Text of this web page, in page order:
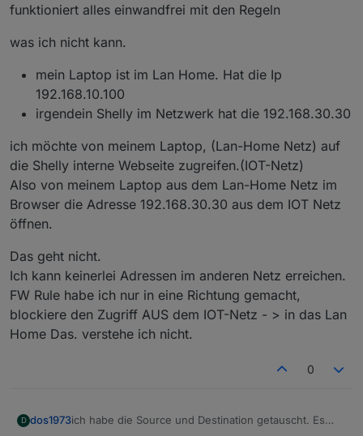
funktioniert alles einwandfrei mit den Regeln
was ich nicht kann.
mein Laptop ist im Lan Home. Hat die Ip
192.168.10.100
irgendein Shelly im Netzwerk hat die 192.168.30.30
ich möchte von meinem Laptop, (Lan-Home Netz) auf
die Shelly interne Webseite zugreifen.(IOT-Netz)
Also von meinem Laptop aus dem Lan-Home Netz im
Browser die Adresse 192.168.30.30 aus dem IOT Netz
öffnen.
Das geht nicht.
Ich kann keinerlei Adressen im anderen Netz erreichen.
FW Rule habe ich nur in eine Richtung gemacht,
blockiere den Zugriff AUS dem IOT-Netz - > in das Lan
Home Das. verstehe ich nicht.
0
D dos1973ich habe die Source und Destination getauscht. Es